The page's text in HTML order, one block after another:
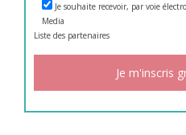
Je souhaite recevoir, par voie
Media
Liste des partenaires